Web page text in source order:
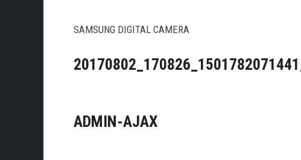
SAMSUNG DIGITAL CAMERA
ADMIN-AJAX